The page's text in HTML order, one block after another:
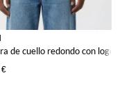
de cuello redondo con logo
€